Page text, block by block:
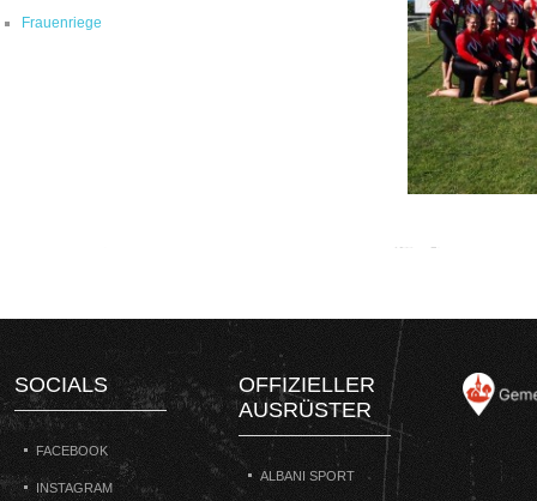
Frauenriege
SOCIALS
FACEBOOK
INSTAGRAM
OFFIZIELLER
AUSRÜSTER
ALBANI SPORT